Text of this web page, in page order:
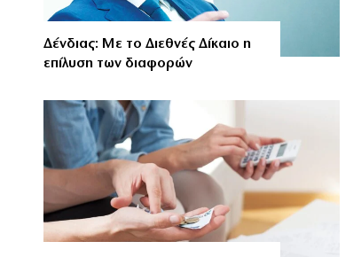
Δένδιας: Με το Διεθνές Δίκαιο η
επίλυση των διαφορών